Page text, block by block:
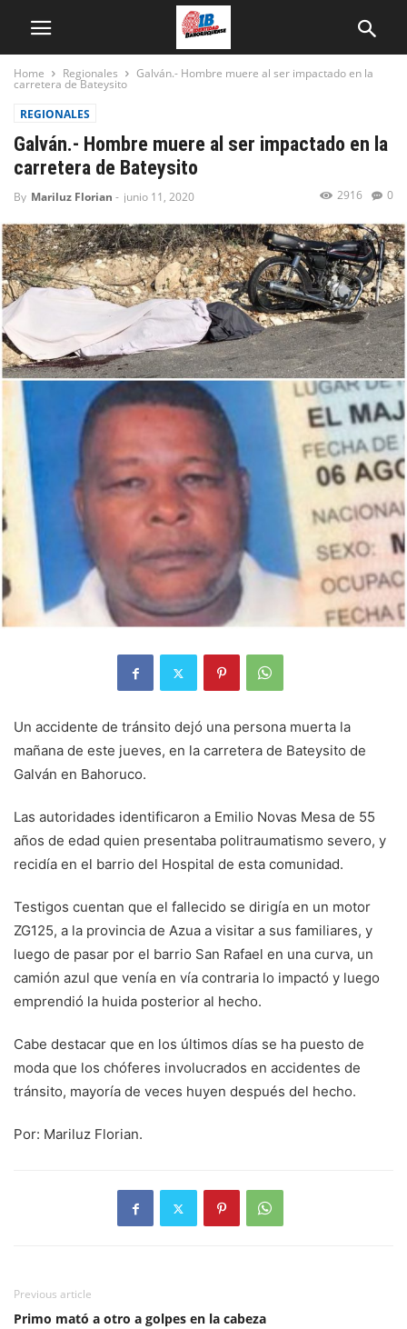
Home Regionales Galván.- Hombre muere al ser impactado en la
carretera de Bateysito
REGIONALES
Galván.- Hombre muere al ser impactado en la
carretera de Bateysito
By Mariluz Florian - junio 11, 2020 0
2916
Un accidente de tránsito dejó una persona muerta la
mañana de este jueves, en la carretera de Bateysito de
Galván en Bahoruco.
Las autoridades identificaron a Emilio Novas Mesa de 55
años de edad quien presentaba politraumatismo severo, y
recidía en el barrio del Hospital de esta comunidad.
Testigos cuentan que el fallecido se dirigía en un motor
ZG125, a la provincia de Azua a visitar a sus familiares, y
luego de pasar por el barrio San Rafael en una curva, un
camión azul que venía en vía contraria lo impactó y luego
emprendió la huida posterior al hecho.
Cabe destacar que en los últimos días se ha puesto de
moda que los chóferes involucrados en accidentes de
tránsito, mayoría de veces huyen después del hecho.
Por: Mariluz Florian.
Previous article
Primo mató a otro a golpes en la cabeza